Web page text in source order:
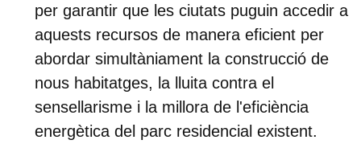
per garantir que les ciutats puguin accedir a
aquests recursos de manera eficient per
abordar simultàniament la construcció de
nous habitatges, la lluita contra el
sensellarisme i la millora de l'eficiència
energètica del parc residencial existent.